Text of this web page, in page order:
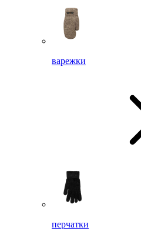
варежки
перчатки